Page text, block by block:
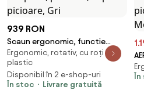
939 RON
Scaun ergonomic, functie
translatie sezut, cotiere
reglabile 3D, tetiera 3D, suport
lombar 3D Adaptive, pivotant,
suport picioare, Gri
Ergonomic, rotativ, cu roți din
plastic
Disponibil în 2 e-shop-uri
În stoc
Livrare gratuită